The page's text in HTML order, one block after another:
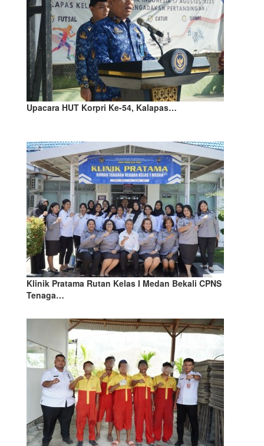
Upacara HUT Korpri Ke-54, Kalapas…
Klinik Pratama Rutan Kelas I Medan Bekali CPNS
Tenaga…